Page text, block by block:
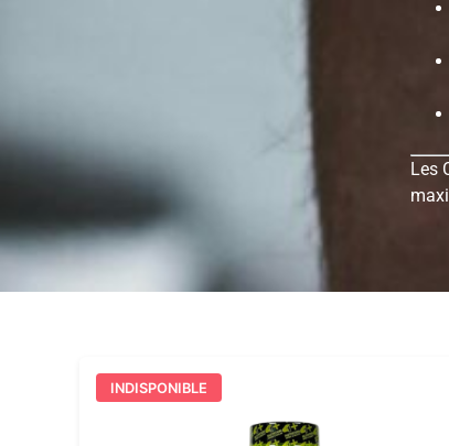
Les
INDISPONIBLE